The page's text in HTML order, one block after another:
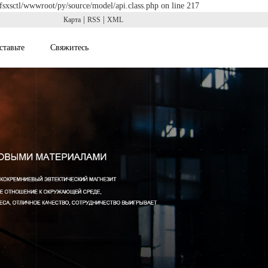
wwwroot/py/source/model/api.class.php on line 217
Карта |RSS |XML
Свяжитесь